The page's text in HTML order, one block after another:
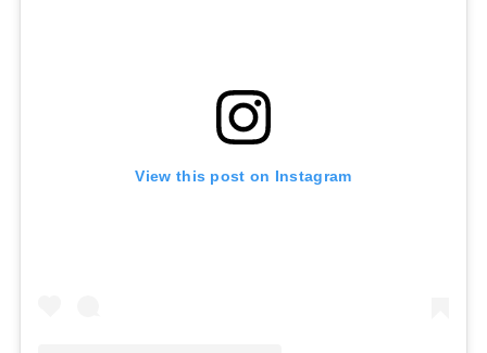
View this post on Instagram